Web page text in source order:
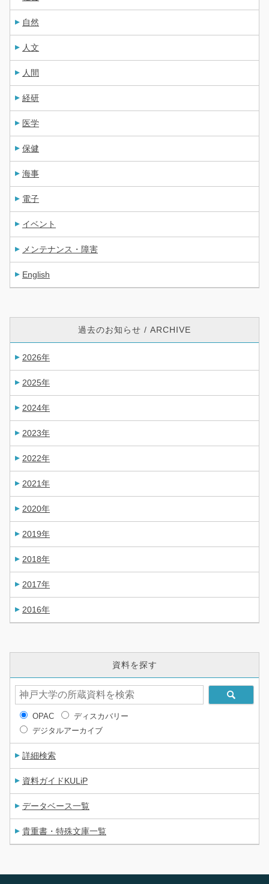
自然
人文
人間
経研
医学
保健
海事
電子
イベント
メンテナンス・障害
English
過去のお知らせ / ARCHIVE
2026年
2025年
2024年
2023年
2022年
2021年
2020年
2019年
2018年
2017年
2016年
資料を探す
OPAC
ディスカバリー
デジタルアーカイブ
詳細検索
資料ガイドKULiP
データベース一覧
貴重書・特殊文庫一覧